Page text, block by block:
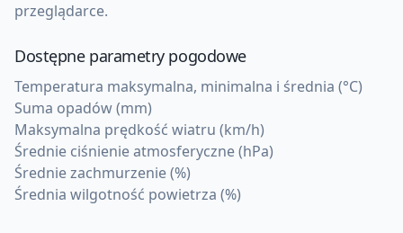
przeglądarce.
Dostępne parametry pogodowe
Temperatura maksymalna, minimalna i średnia (°C)
Suma opadów (mm)
Maksymalna prędkość wiatru (km/h)
Średnie ciśnienie atmosferyczne (hPa)
Średnie zachmurzenie (%)
Średnia wilgotność powietrza (%)